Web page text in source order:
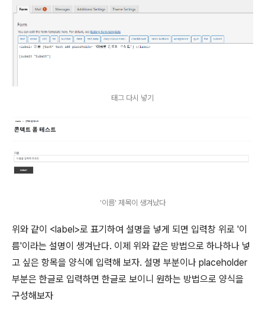
태그 다시 넣기
'이름' 제목이 생겨났다
위와 같이 <label>로 표기하여 설명을 넣게 되면 입력창 위로 '이
름'이라는 설명이 생겨난다. 이제 위와 같은 방법으로 하나하나 넣
고 싶은 항목을 양식에 입력해 보자. 설명 부분이나 placeholder
부분은 한글로 입력하면 한글로 보이니 원하는 방법으로 양식을
구성해보자